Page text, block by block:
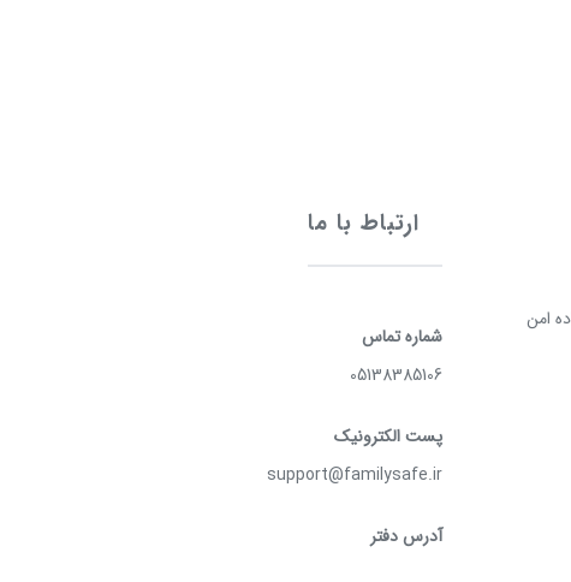
امن
ارتباط با ما
شماره تماس
05138385106
پست الکترونیک
support@familysafe.ir
آدرس دفتر